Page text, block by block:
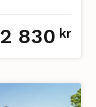
2 830 kr